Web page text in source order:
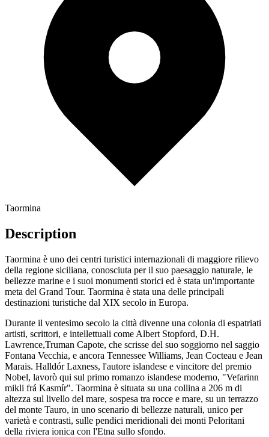
Taormina
Description
Taormina è uno dei centri turistici internazionali di maggiore rilievo
della regione siciliana, conosciuta per il suo paesaggio naturale, le
bellezze marine e i suoi monumenti storici ed è stata un'importante
meta del Grand Tour. Taormina è stata una delle principali
destinazioni turistiche dal XIX secolo in Europa.
Durante il ventesimo secolo la città divenne una colonia di espatriati
artisti, scrittori, e intellettuali come Albert Stopford, D.H.
Lawrence,Truman Capote, che scrisse del suo soggiorno nel saggio
Fontana Vecchia, e ancora Tennessee Williams, Jean Cocteau e Jean
Marais. Halldór Laxness, l'autore islandese e vincitore del premio
Nobel, lavorò qui sul primo romanzo islandese moderno, "Vefarinn
mikli frá Kasmír". Taormina è situata su una collina a 206 m di
altezza sul livello del mare, sospesa tra rocce e mare, su un terrazzo
del monte Tauro, in uno scenario di bellezze naturali, unico per
varietà e contrasti, sulle pendici meridionali dei monti Peloritani
della riviera ionica con l'Etna sullo sfondo.